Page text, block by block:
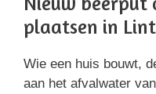
plaatsen in
Wie een huis bouwt,
aan het afvalwater